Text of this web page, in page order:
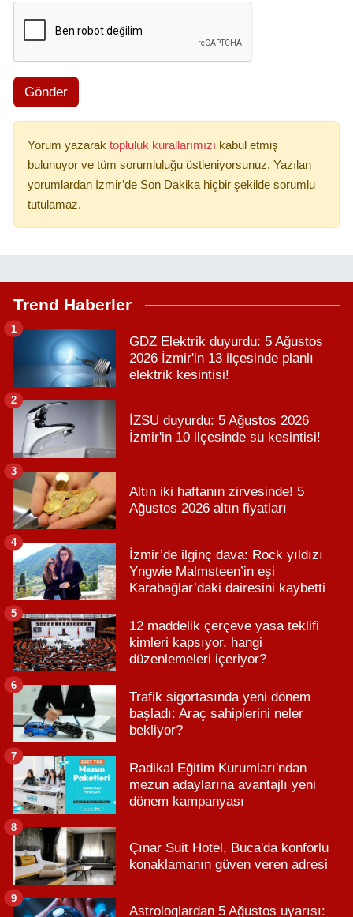
Gönder
Yorum yazarak topluluk kurallarımızı kabul etmiş
bulunuyor ve tüm sorumluluğu üstleniyorsunuz. Yazılan
yorumlardan İzmir’de Son Dakika hiçbir şekilde sorumlu
tutulamaz.
Trend Haberler
GDZ Elektrik duyurdu: 5 Ağustos
2026 İzmir'in 13 ilçesinde planlı
elektrik kesintisi!
1
İZSU duyurdu: 5 Ağustos 2026
İzmir'in 10 ilçesinde su kesintisi!
2
Altın iki haftanın zirvesinde! 5
Ağustos 2026 altın fiyatları
3
İzmir’de ilginç dava: Rock yıldızı
Yngwie Malmsteen’in eşi
Karabağlar’daki dairesini kaybetti
4
12 maddelik çerçeve yasa teklifi
kimleri kapsıyor, hangi
düzenlemeleri içeriyor?
5
Trafik sigortasında yeni dönem
başladı: Araç sahiplerini neler
bekliyor?
6
Radikal Eğitim Kurumları'ndan
mezun adaylarına avantajlı yeni
dönem kampanyası
7
Çınar Suit Hotel, Buca'da konforlu
konaklamanın güven veren adresi
8
Astrologlardan 5 Ağustos uyarısı:
9